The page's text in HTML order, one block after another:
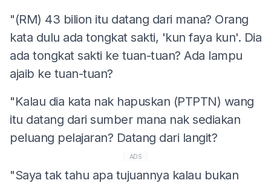
"(RM) 43 bilion itu datang dari mana? Orang
kata dulu ada tongkat sakti, 'kun faya kun'. Dia
ada tongkat sakti ke tuan-tuan? Ada lampu
ajaib ke tuan-tuan?
"Kalau dia kata nak hapuskan (PTPTN) wang
itu datang dari sumber mana nak sediakan
peluang pelajaran? Datang dari langit?
ADS
"Saya tak tahu apa tujuannya kalau bukan